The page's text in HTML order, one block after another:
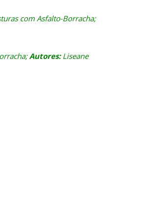
com Asfalto-Borracha;
Autores:Liseane